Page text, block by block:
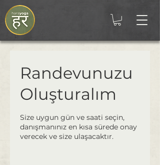
Randevunuzu
Oluşturalım
Size uygun gün ve saati seçin,
danışmanınız en kısa sürede onay
verecek ve size ulaşacaktır.